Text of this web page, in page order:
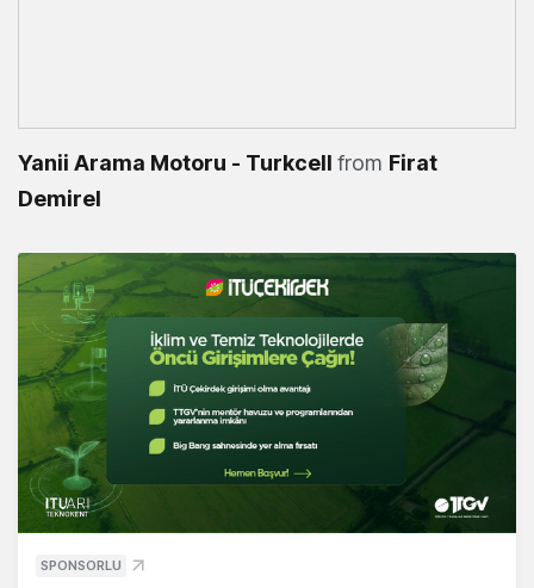
Yanii Arama Motoru - Turkcell from Firat
Demirel
SPONSORLU